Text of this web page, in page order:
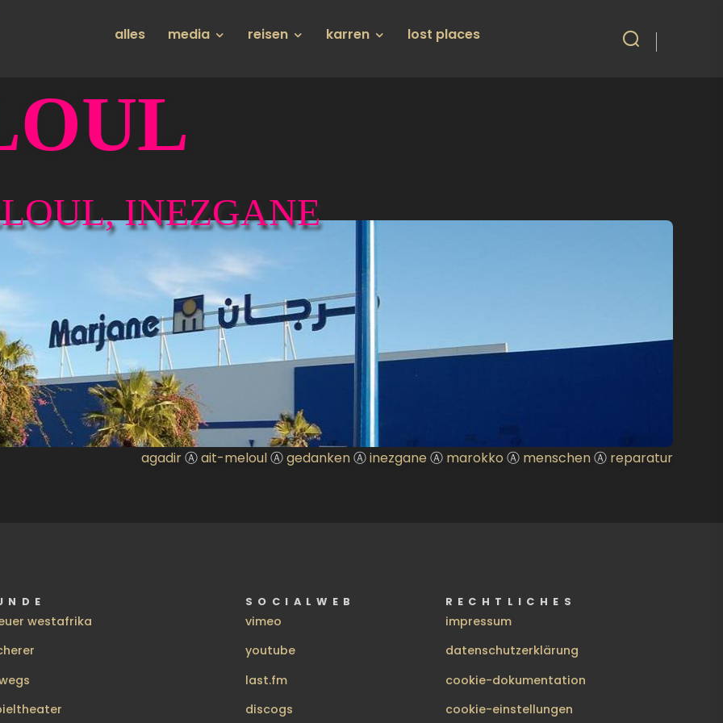
alles media reisen karren lost places
INEZGANE
agadirⒶait-meloulⒶgedankenⒶinezgane Ⓐ marokko Ⓐ menschenⒶ reparatur
westafrika
SOCIALWEB
vimeo
youtube
last.fm
discogs
RECHTLICHES
impressum
datenschutzerklärung
cookie-dokumentation
cookie-einstellungen